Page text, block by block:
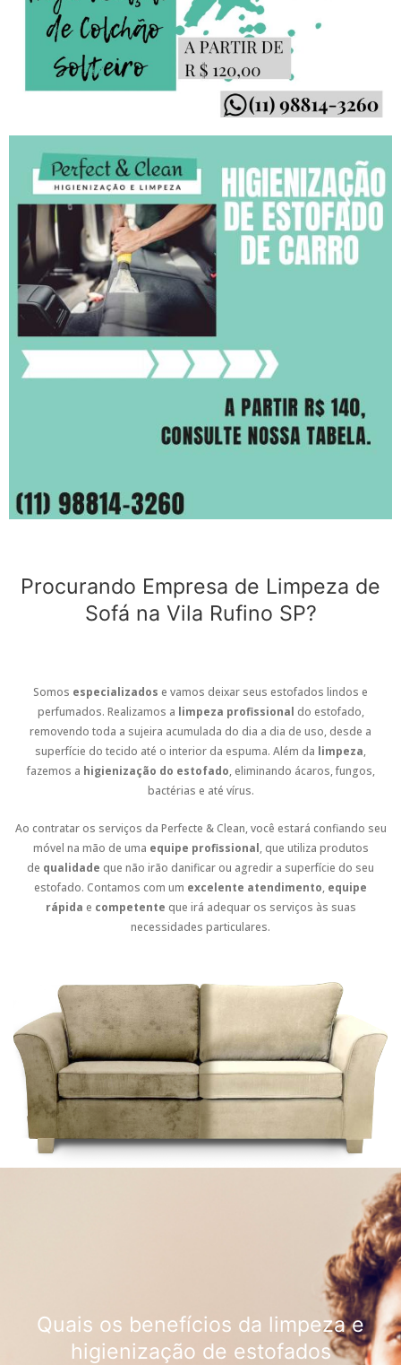
Procurando Empresa de Limpeza de
Sofá na Vila Rufino SP?
Somos especializados e vamos deixar seus estofados lindos e
perfumados. Realizamos a limpeza profissional do estofado,
removendo toda a sujeira acumulada do dia a dia de uso, desde a
superfície do tecido até o interior da espuma. Além da limpeza,
fazemos a higienização do estofado, eliminando ácaros, fungos,
bactérias e até vírus.
Ao contratar os serviços da Perfecte & Clean, você estará confiando seu
móvel na mão de uma equipe profissional, que utiliza produtos
de qualidade que não irão danificar ou agredir a superfície do seu
estofado. Contamos com um excelente atendimento, equipe
rápida e competente que irá adequar os serviços às suas
necessidades particulares.
Quais os benefícios da limpeza e
higienização de estofados